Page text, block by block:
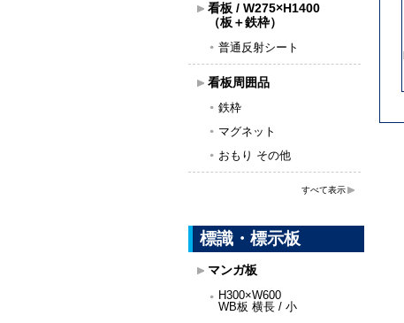
看板 / W275×H1400
（板＋鉄枠）
普通反射シート
看板周囲品
鉄枠
マグネット
おもり その他
すべて表示
標識・標示板
マンガ板
H300×W600
WB板 横長 / 小